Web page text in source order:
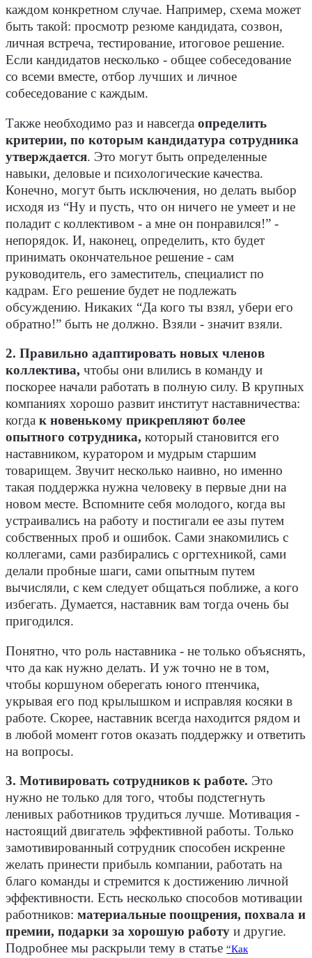
каждом конкретном случае. Например, схема может
быть такой: просмотр резюме кандидата, созвон,
личная встреча, тестирование, итоговое решение.
Если кандидатов несколько - общее собеседование
со всеми вместе, отбор лучших и личное
собеседование с каждым.
Также необходимо раз и навсегда определить
критерии, по которым кандидатура сотрудника
утверждается. Это могут быть определенные
навыки, деловые и психологические качества.
Конечно, могут быть исключения, но делать выбор
исходя из “Ну и пусть, что он ничего не умеет и не
поладит с коллективом - а мне он понравился!” -
непорядок. И, наконец, определить, кто будет
принимать окончательное решение - сам
руководитель, его заместитель, специалист по
кадрам. Его решение будет не подлежать
обсуждению. Никаких “Да кого ты взял, убери его
обратно!” быть не должно. Взяли - значит взяли.
2. Правильно адаптировать новых членов
коллектива, чтобы они влились в команду и
поскорее начали работать в полную силу. В крупных
компаниях хорошо развит институт наставничества:
когда к новенькому прикрепляют более
опытного сотрудника, который становится его
наставником, куратором и мудрым старшим
товарищем. Звучит несколько наивно, но именно
такая поддержка нужна человеку в первые дни на
новом месте. Вспомните себя молодого, когда вы
устраивались на работу и постигали ее азы путем
собственных проб и ошибок. Сами знакомились с
коллегами, сами разбирались с оргтехникой, сами
делали пробные шаги, сами опытным путем
вычисляли, с кем следует общаться поближе, а кого
избегать. Думается, наставник вам тогда очень бы
пригодился.
Понятно, что роль наставника - не только объяснять,
что да как нужно делать. И уж точно не в том,
чтобы коршуном оберегать юного птенчика,
укрывая его под крылышком и исправляя косяки в
работе. Скорее, наставник всегда находится рядом и
в любой момент готов оказать поддержку и ответить
на вопросы.
3. Мотивировать сотрудников к работе. Это
нужно не только для того, чтобы подстегнуть
ленивых работников трудиться лучше. Мотивация -
настоящий двигатель эффективной работы. Только
замотивированный сотрудник способен искренне
желать принести прибыль компании, работать на
благо команды и стремится к достижению личной
эффективности. Есть несколько способов мотивации
работников: материальные поощрения, похвала и
премии, подарки за хорошую работу и другие.
Подробнее мы раскрыли тему в статье “Как